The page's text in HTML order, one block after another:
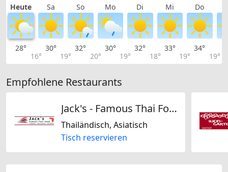
Heute Sa So Mo Di Mi Do
28°
16°
30°
19°
32°
20°
30°
19°
32°
18°
33°
19°
34°
19°
Empfohlene Restaurants
Jack's - Famous Thai Food
Thailändisch, Asiatisch
Tisch reservieren